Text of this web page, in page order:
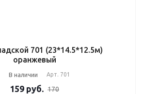
701 (23*14.5*12.5м)
оранжевый
В наличии Арт. 701
159 руб. 170